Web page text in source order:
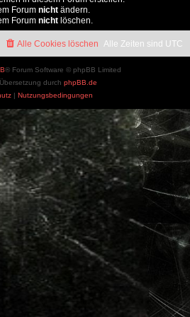
Forum nicht ändern.
Forum nicht löschen.
Alle Zeiten sind UTC
Alle Cookies löschen
® Forum Software © phpBB Limited
durch phpBB.de
| Nutzungsbedingungen